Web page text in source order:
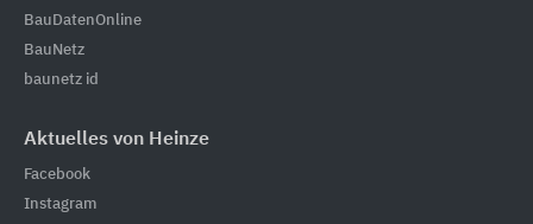
BauDatenOnline
BauNetz
baunetz id
Aktuelles von Heinze
Facebook
Instagram